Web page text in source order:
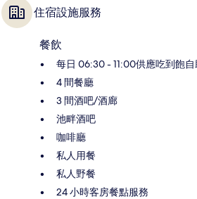
住宿設施服務
餐飲
每日 06:30 - 11:00供應吃到飽
4 間餐廳
3 間酒吧/酒廊
池畔酒吧
咖啡廳
私人用餐
私人野餐
24 小時客房餐點服務